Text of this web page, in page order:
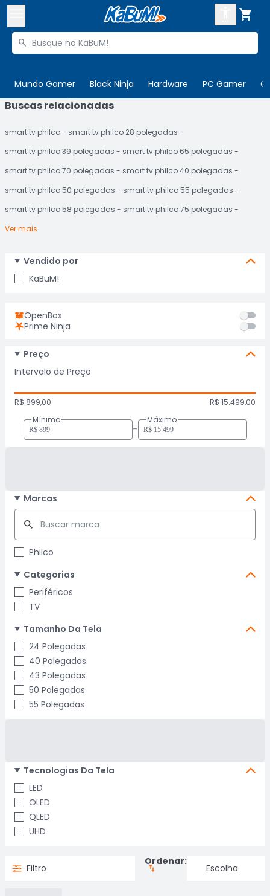

Buscar produtos

Mundo Gamer Black Ninja Hardware PC Gamer

 Departamentos
Cupons
Mais Vendidos
ENTRE
CADASTRE-SE
Buscas relacionadas
smart tv philco
smart tv philco 28 polegadas
smart tv philco 39 polegadas
smart tv philco 65 polegadas
smart tv philco 70 polegadas
smart tv philco 40 polegadas
smart tv philco 50 polegadas
smart tv philco 55 polegadas
smart tv philco 58 polegadas
smart tv philco 75 polegadas
Ver mais
Vendido por
KaBuM!
OpenBox
Prime Ninja
Preço
Intervalo de Preço
R$ 899,00
R$ 15.499,00
Mínimo
-
Máximo
Marcas
Philco
Categorias
Periféricos
TV
Tamanho Da Tela
24 Polegadas
40 Polegadas
43 Polegadas
50 Polegadas
55 Polegadas
Tecnologias Da Tela
LED
OLED
QLED
UHD
Filtro
Ordenar: